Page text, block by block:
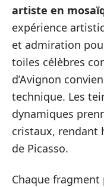
artiste en
expérience
et admiration
toiles célèbres
d’Avignon
technique. Les
dynamiques
cristaux, rendant
de Picasso.
Chaque fragment